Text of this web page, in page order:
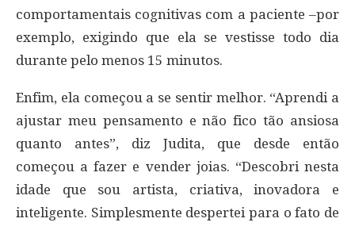
comportamentais cognitivas com a paciente –por
exemplo, exigindo que ela se vestisse todo dia
durante pelo menos 15 minutos.
Enfim, ela começou a se sentir melhor. “Aprendi a
ajustar meu pensamento e não fico tão ansiosa
quanto antes”, diz Judita, que desde então
começou a fazer e vender joias. “Descobri nesta
idade que sou artista, criativa, inovadora e
inteligente. Simplesmente despertei para o fato de